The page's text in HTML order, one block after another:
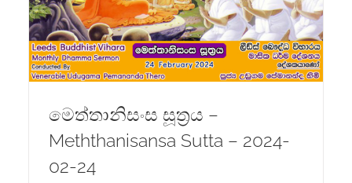
මෙත්තානිසංස සූත්‍රය –
Meththanisansa Sutta – 2024-
02-24